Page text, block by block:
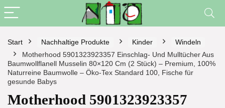
Start Nachhaltige Produkte Kinder
Windeln
Motherhood 5901323923357 Einschlag- Und Mulltücher Aus
Baumwollflanell Musselin 80×120 Cm (2 Stück) – Premium, 100%
Naturreine Baumwolle – Öko-Tex Standard 100, Fische für
gesunde Babys
Motherhood 5901323923357